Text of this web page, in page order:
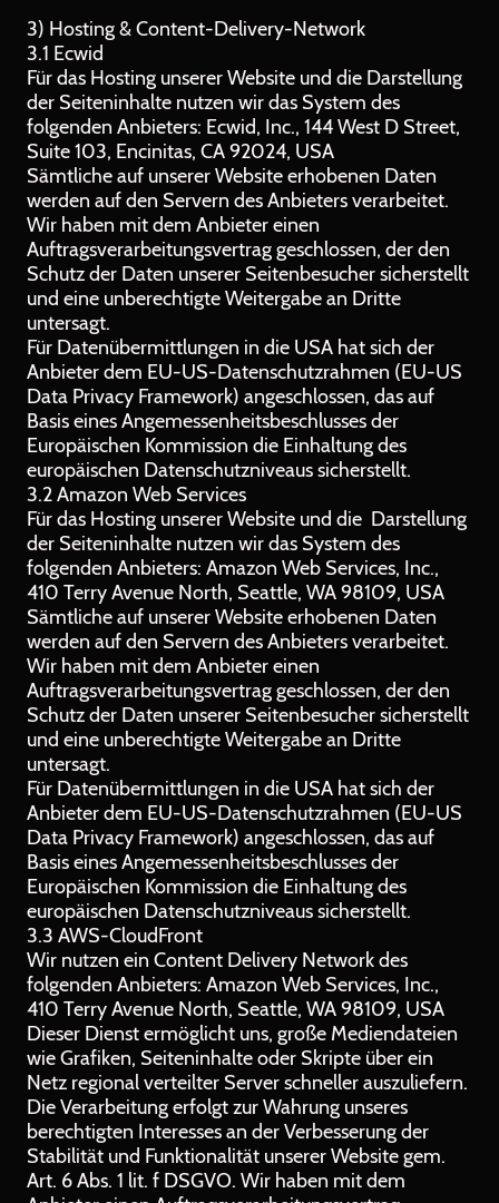
3) Hosting & Content-Delivery-Network
3.1 Ecwid
Für das Hosting unserer Website und die Darstellung
der Seiteninhalte nutzen wir das System des
folgenden Anbieters: Ecwid, Inc., 144 West D Street,
Suite 103, Encinitas, CA 92024, USA
Sämtliche auf unserer Website erhobenen Daten
werden auf den Servern des Anbieters verarbeitet.
Wir haben mit dem Anbieter einen
Auftragsverarbeitungsvertrag geschlossen, der den
Schutz der Daten unserer Seitenbesucher sicherstellt
und eine unberechtigte Weitergabe an Dritte
untersagt.
Für Datenübermittlungen in die USA hat sich der
Anbieter dem EU-US-Datenschutzrahmen (EU-US
Data Privacy Framework) angeschlossen, das auf
Basis eines Angemessenheitsbeschlusses der
Europäischen Kommission die Einhaltung des
europäischen Datenschutzniveaus sicherstellt.
3.2 Amazon Web Services
Für das Hosting unserer Website und die Darstellung
der Seiteninhalte nutzen wir das System des
folgenden Anbieters: Amazon Web Services, Inc.,
410 Terry Avenue North, Seattle, WA 98109, USA
Sämtliche auf unserer Website erhobenen Daten
werden auf den Servern des Anbieters verarbeitet.
Wir haben mit dem Anbieter einen
Auftragsverarbeitungsvertrag geschlossen, der den
Schutz der Daten unserer Seitenbesucher sicherstellt
und eine unberechtigte Weitergabe an Dritte
untersagt.
Für Datenübermittlungen in die USA hat sich der
Anbieter dem EU-US-Datenschutzrahmen (EU-US
Data Privacy Framework) angeschlossen, das auf
Basis eines Angemessenheitsbeschlusses der
Europäischen Kommission die Einhaltung des
europäischen Datenschutzniveaus sicherstellt.
3.3 AWS-CloudFront
Wir nutzen ein Content Delivery Network des
folgenden Anbieters: Amazon Web Services, Inc.,
410 Terry Avenue North, Seattle, WA 98109, USA
Dieser Dienst ermöglicht uns, große Mediendateien
wie Grafiken, Seiteninhalte oder Skripte über ein
Netz regional verteilter Server schneller auszuliefern.
Die Verarbeitung erfolgt zur Wahrung unseres
berechtigten Interesses an der Verbesserung der
Stabilität und Funktionalität unserer Website gem.
Art. 6 Abs. 1 lit. f DSGVO. Wir haben mit dem